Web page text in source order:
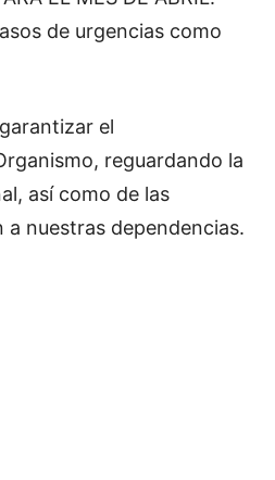
de urgencias como
el
reguardando la
así como de las
a nuestras dependencias.